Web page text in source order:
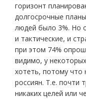
горизонт
долгосрочные
людей было 3%. Но
и тактические, и
при этом 74%
видимо, у
хотеть, потому что
россиян. Т.е. почти
никаких целей или